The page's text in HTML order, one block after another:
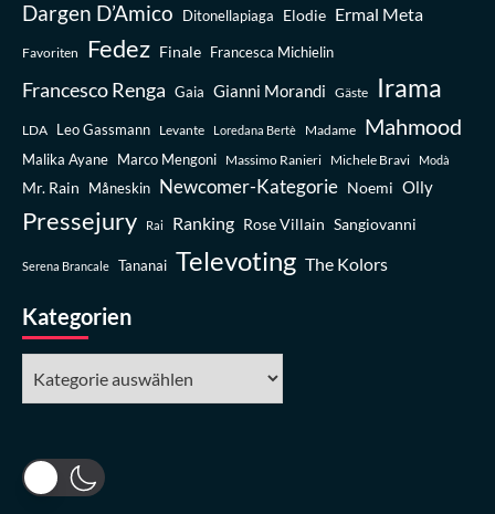
Dargen D’Amico Ditonellapiaga Elodie Ermal Meta
Favoriten Fedez Finale Francesca Michielin
Francesco Renga Gaia Gianni Morandi Gäste Irama
LDA Leo Gassmann Levante Loredana Bertè Madame Mahmood
Malika Ayane Marco Mengoni Massimo Ranieri Michele Bravi Modà
Mr. Rain Måneskin Newcomer-Kategorie Noemi Olly
Pressejury Rai Ranking Rose Villain Sangiovanni
Serena Brancale Tananai Televoting The Kolors
Kategorien